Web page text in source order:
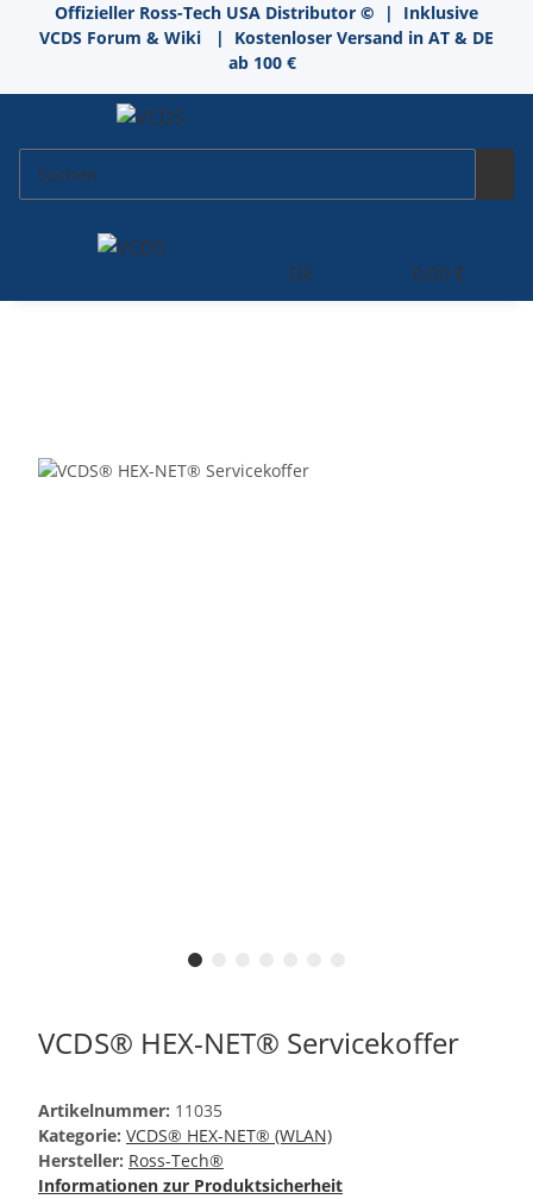
Offizieller Ross-Tech USA Distributor © | Inklusive
VCDS Forum & Wiki
| Kostenloser Versand in AT & DE
ab 100 €
DE 0,00 €
VCDS® HEX-NET® Servicekoffer
Artikelnummer: 11035
Kategorie: VCDS® HEX-NET® (WLAN)
Hersteller: Ross-Tech®
Informationen zur Produktsicherheit